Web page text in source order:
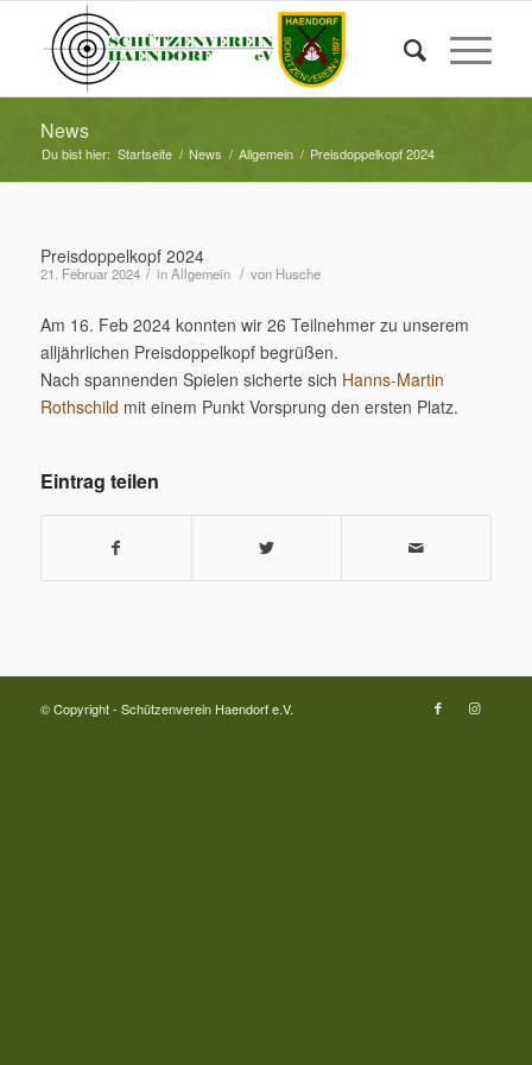
News
Du bist hier: Startseite / News / Allgemein / Preisdoppelkopf 2024
Preisdoppelkopf 2024
21. Februar 2024 / inAllgemein / von Husche
Am 16. Feb 2024 konnten wir 26 Teilnehmer zu unserem
alljährlichen Preisdoppelkopf begrüßen.
Nach spannenden Spielen sicherte sich Hanns-Martin
Rothschild mit einem Punkt Vorsprung den ersten Platz.
Eintrag teilen
© Copyright - Schützenverein Haendorf e.V.